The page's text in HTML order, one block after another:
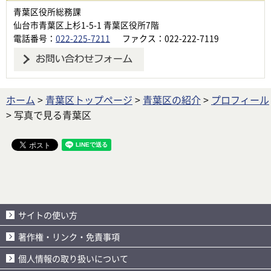
青葉区役所総務課
仙台市青葉区上杉1-5-1 青葉区役所7階
電話番号： 022-225-7211 ファクス：022-222-7119
ホーム > 青葉区トップページ > 青葉区の紹介> プロフィール
> 写真で見る青葉区
サイトの使い方
著作権・リンク・免責事項
個人情報の取り扱いについて